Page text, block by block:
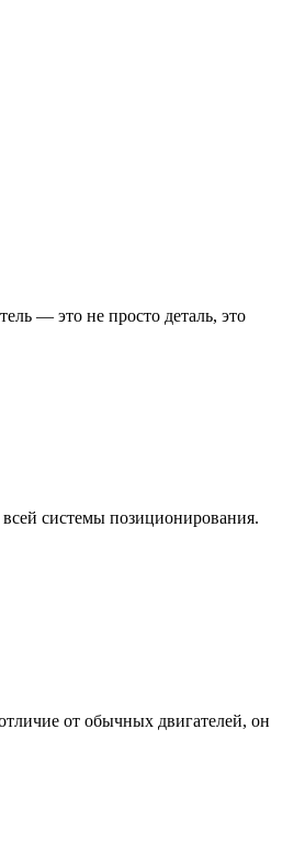
— это не просто деталь, это
системы позиционирования.
от обычных двигателей, он